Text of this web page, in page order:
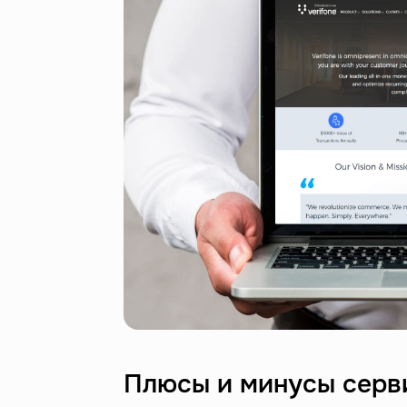
Плюсы и минусы